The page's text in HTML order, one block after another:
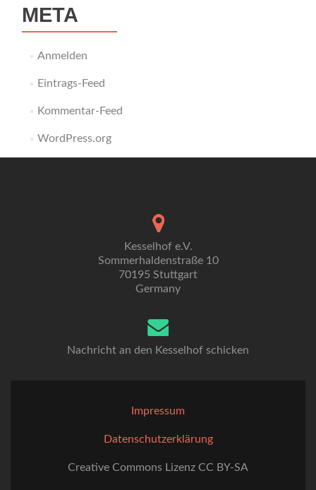
META
Anmelden
Eintrags-Feed
Kommentar-Feed
WordPress.org
Kesselhof e.V.
Sommerhaldenstraße 10
70195 Stuttgart
Germany
Nachricht an den Kesselhof schicken
Impressum
Datenschutzerklärung
Creative Commons Lizenz CC BY-SA